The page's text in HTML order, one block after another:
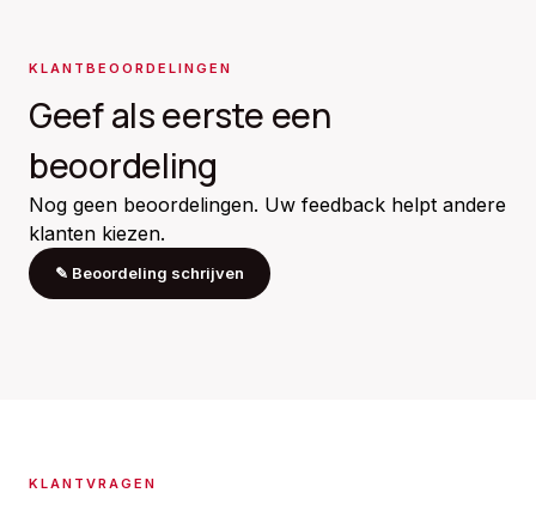
KLANTBEOORDELINGEN
Geef als eerste een
beoordeling
Nog geen beoordelingen. Uw feedback helpt andere
klanten kiezen.
✎ Beoordeling schrijven
KLANTVRAGEN